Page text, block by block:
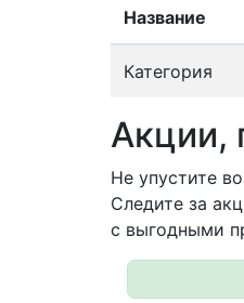
Название
Категория
Акции,
Не упустите
Следите за
с выгодными